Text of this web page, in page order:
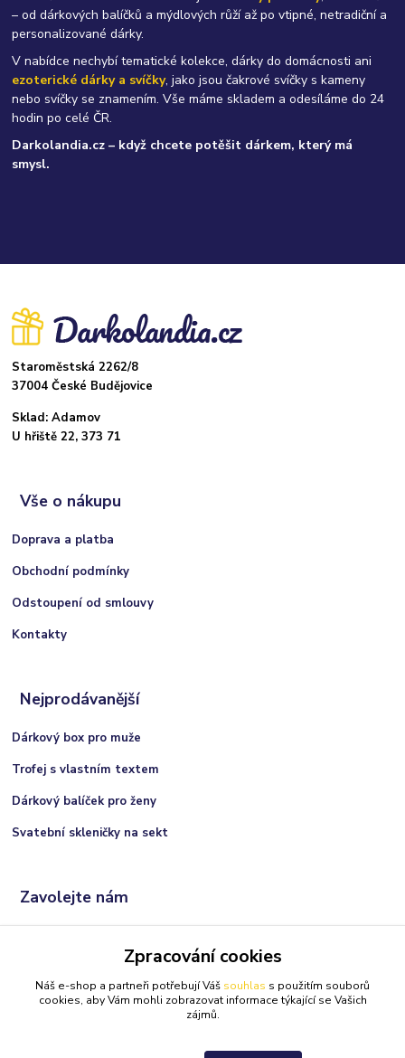
– od dárkových balíčků a mýdlových růží až po vtipné, netradiční a
personalizované dárky.
V nabídce nechybí tematické kolekce, dárky do domácnosti ani
ezoterické dárky a svíčky, jako jsou čakrové svíčky s kameny
nebo svíčky se znamením. Vše máme skladem a odesíláme do 24
hodin po celé ČR.
Darkolandia.cz – když chcete potěšit dárkem, který má
smysl.
Staroměstská 2262/8
37004 České Budějovice
Sklad: Adamov
U hřiště 22, 373 71
Vše o nákupu
Doprava a platba
Obchodní podmínky
Odstoupení od smlouvy
Kontakty
Nejprodávanější
Dárkový box pro muže
Trofej s vlastním textem
Dárkový balíček pro ženy
Svatební skleničky na sekt
Zavolejte nám
(Po-Ne, 9:00 - 21:00 hod.)
info@darkolandia.cz
Zpracování cookies
Náš e-shop a partneři potřebují Váš souhlas s použitím souborů
cookies, aby Vám mohli zobrazovat informace týkající se Vašich
zájmů.